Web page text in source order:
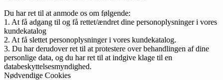
Du har ret til at anmode os om følgende:
1. At få adgang til og få rettet/ændret dine personoplysninger i vores
kundekatalog
2. At få slettet personoplysninger i vores kundekatalog.
3. Du har derudover ret til at protestere over behandlingen af dine
personlige data, og du har ret til at indgive klage til en
databeskyttelsesmyndighed.
Nødvendige Cookies